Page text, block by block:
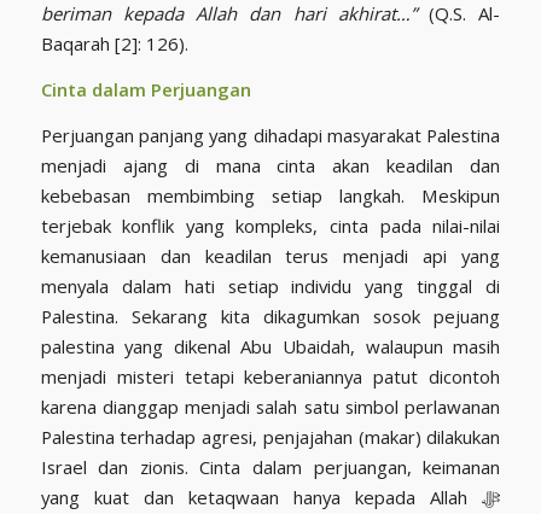
beriman kepada Allah dan hari akhirat…”(Q.S. Al-
Baqarah [2]: 126).
Cinta dalam Perjuangan
Perjuangan panjang yang dihadapi masyarakat Palestina
menjadi ajang di mana cinta akan keadilan dan
kebebasan membimbing setiap langkah. Meskipun
terjebak konflik yang kompleks, cinta pada nilai-nilai
kemanusiaan dan keadilan terus menjadi api yang
menyala dalam hati setiap individu yang tinggal di
Palestina. Sekarang kita dikagumkan sosok pejuang
palestina yang dikenal Abu Ubaidah, walaupun masih
menjadi misteri tetapi keberaniannya patut dicontoh
karena dianggap menjadi salah satu simbol perlawanan
Palestina terhadap agresi, penjajahan (makar) dilakukan
Israel dan zionis. Cinta dalam perjuangan, keimanan
yang kuat dan ketaqwaan hanya kepada Allah ﷻ